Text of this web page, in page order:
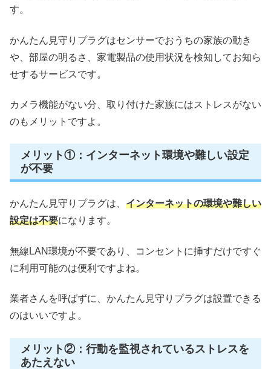
す。
かんたん見守りプラグはセンサーでおうちの家族の動き
や、部屋の明るさ、家電製品の使用状況を検知してお知ら
せするサービスです。
カメラ機能がない分、取り付けた家族にはストレスがない
のもメリットですよ。
メリット①：インターネット環境や難しい設定
が不要
かんたん見守りプラグは、 インターネットの環境や難しい
設定は不要になります。
無線LAN環境が不要であり、コンセントに挿すだけですぐ
に利用可能のは便利ですよね。
業者さんを呼ばずに、かんたん見守りプラグは設置できる
のはいいですよ。
メリット②：行動を監視されているストレスを
あたえない